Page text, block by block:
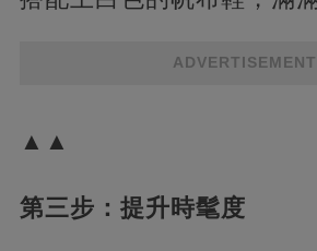
ADVERTISEMENT
▲▲
第三步：提升時髦度